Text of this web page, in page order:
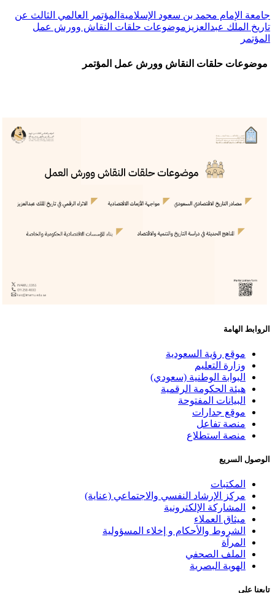
جامعة الإمام محمد بن سعود الإسلاميةالمؤتمر العالمي الثالث عن
تاريخ الملك عبدالعزيز موضوعات حلقات النقاش وورش عمل
المؤتمر
موضوعات حلقات النقاش وورش عمل المؤتمر
الروابط الهامة
موقع رؤية السعودية
وزارة التعليم
البوابة الوطنية (سعودي)
هيئة الحكومة الرقمية
البيانات المفتوحة
موقع جدارات
منصة تفاعل
منصة استطلاع
الوصول السريع
المكتبات
مركز الإرشاد النفسي والاجتماعي (عناية)
المشاركة الإلكترونية
ميثاق العملاء
الشروط والأحكام و إخلاء المسؤولية
المرآة
الملف الصحفي
الهوية البصرية
تابعنا على